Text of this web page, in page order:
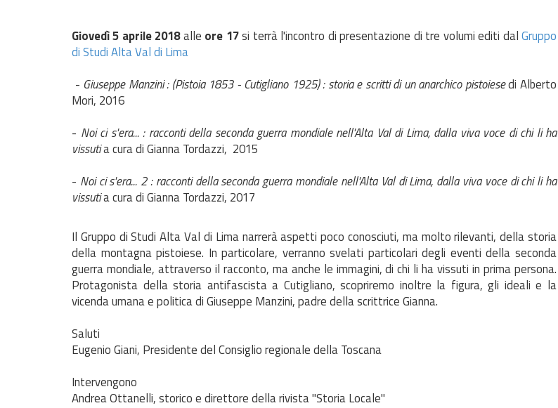
Giovedì 5 aprile 2018alle ore 17si terrà l'incontro di presentazione di tre volumi editi dalGruppo
di Studi Alta Val di Lima
- Giuseppe Manzini : (Pistoia 1853 - Cutigliano 1925) : storia e scritti di un anarchico pistoiesedi Alberto
Mori, 2016
- Noi ci s'era... : racconti della seconda guerra mondiale nell'Alta Val di Lima, dalla viva voce di chi li ha
vissutia cura di Gianna Tordazzi, 2015
- Noi ci s'era... 2 : racconti della seconda guerra mondiale nell'Alta Val di Lima, dalla viva voce di chi li ha
vissutia cura di Gianna Tordazzi, 2017
Il Gruppo di Studi Alta Val di Lima narrerà aspetti poco conosciuti, ma molto rilevanti, della storia
della montagna pistoiese. In particolare, verranno svelati particolari degli eventi della seconda
guerra mondiale, attraverso il racconto, ma anche le immagini, di chi li ha vissuti in prima persona.
Protagonista della storia antifascista a Cutigliano, scopriremo inoltre la figura, gli ideali e la
vicenda umana e politica di Giuseppe Manzini, padre della scrittrice Gianna.
Saluti
Eugenio Giani, Presidente del Consiglio regionale della Toscana
Intervengono
Andrea Ottanelli, storico e direttore della rivista "Storia Locale"